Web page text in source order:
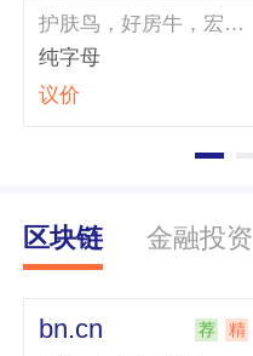
护肤鸟，好房牛，宏福牛
纯字母
议价
区块链 金融投资
bn.cn 荐 精